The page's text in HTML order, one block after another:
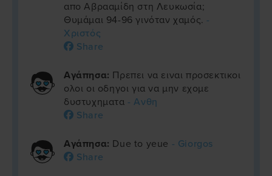
απο Αβρααμίδη στη Λευκωσία;
Θυμάμαι 94-96 γινόταν χαμός. -
Χριστός
Share
Αγάπησα: Πρεπει να ειναι προσεκτικοι
ολοι οι οδηγοι για να μην εχομε
δυστυχηματα - Ανθη
Share
Αγάπησα: Due to yeue - Giorgos
Share